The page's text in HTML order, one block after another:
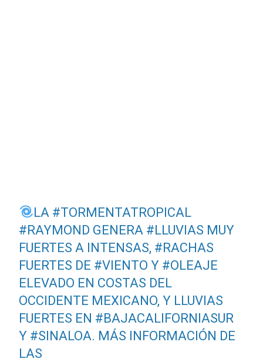
LA #TORMENTATROPICAL
#RAYMOND GENERA #LLUVIAS MUY
FUERTES A INTENSAS, #RACHAS
FUERTES DE #VIENTO Y #OLEAJE
ELEVADO EN COSTAS DEL
OCCIDENTE MEXICANO, Y LLUVIAS
FUERTES EN #BAJACALIFORNIASUR
Y #SINALOA. MÁS INFORMACIÓN DE
LAS